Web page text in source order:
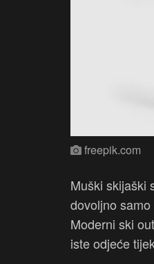
freepik.com
Muški skijaški
dovoljno
Moderni ski
iste odjeće